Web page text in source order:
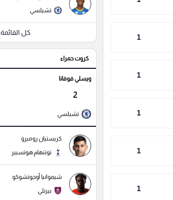
1
1
1
1
1
تشيلسي
كل القائمة
كروت حمراء
ويسلي فوفانا
2
تشيلسي
كريستيان روميرو
توتنهام هوتسبير
شيموانيا أوجوتشوكو
بيرنلي